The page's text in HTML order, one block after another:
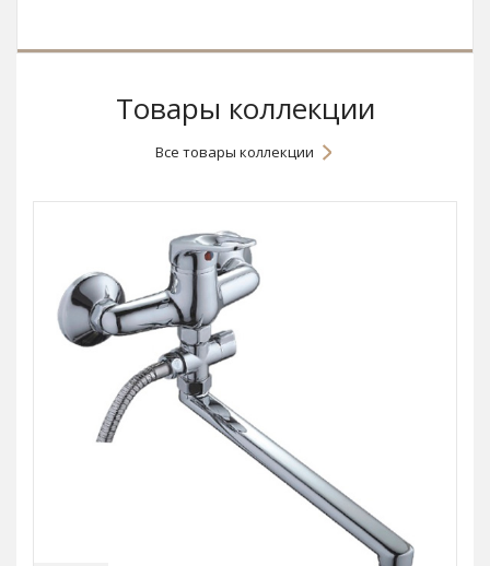
Товары коллекции
Все товары коллекции